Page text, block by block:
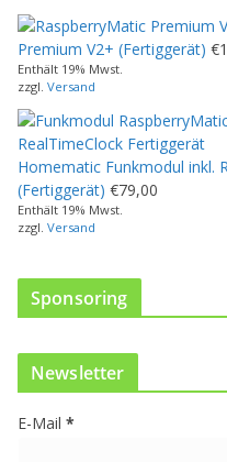
e
s
P
r
o
d
u
k
t
w
t
e
e
Premium V2+ (Fertiggerät) €
Enthält 19% Mwst.
zzgl. Versand
Homematic Funkmodul inkl.
(Fertiggerät) €79,00
Enthält 19% Mwst.
zzgl. Versand
Sponsoring
Newsletter
E-Mail *